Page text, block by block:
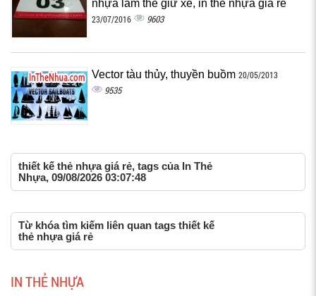
nhựa làm thẻ giữ xe, in thẻ nhựa giá rẻ
23/07/2016 9603
Vector tàu thủy, thuyền buồm 20/05/2013
9535
thiết kế thẻ nhựa giá rẻ, tags của In Thẻ
Nhựa, 09/08/2026 03:07:48
Từ khóa tìm kiếm liên quan tags thiết kế
thẻ nhựa giá rẻ
IN THẺ NHỰA